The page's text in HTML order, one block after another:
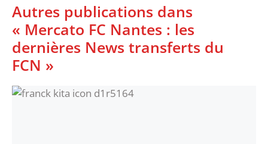
Autres publications dans
« Mercato FC Nantes : les
dernières News transferts du
FCN »